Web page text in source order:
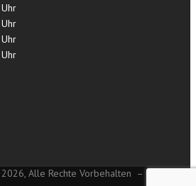
Alle Rechte Vorbehalten – Created